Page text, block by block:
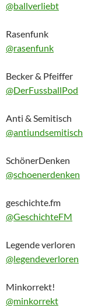
@ballverliebt
Rasenfunk
@rasenfunk
Becker & Pfeiffer
@DerFussballPod
Anti & Semitisch
@antiundsemitisch
SchönerDenken
@schoenerdenken
geschichte.fm
@GeschichteFM
Legende verloren
@legendeverloren
Minkorrekt!
@minkorrekt